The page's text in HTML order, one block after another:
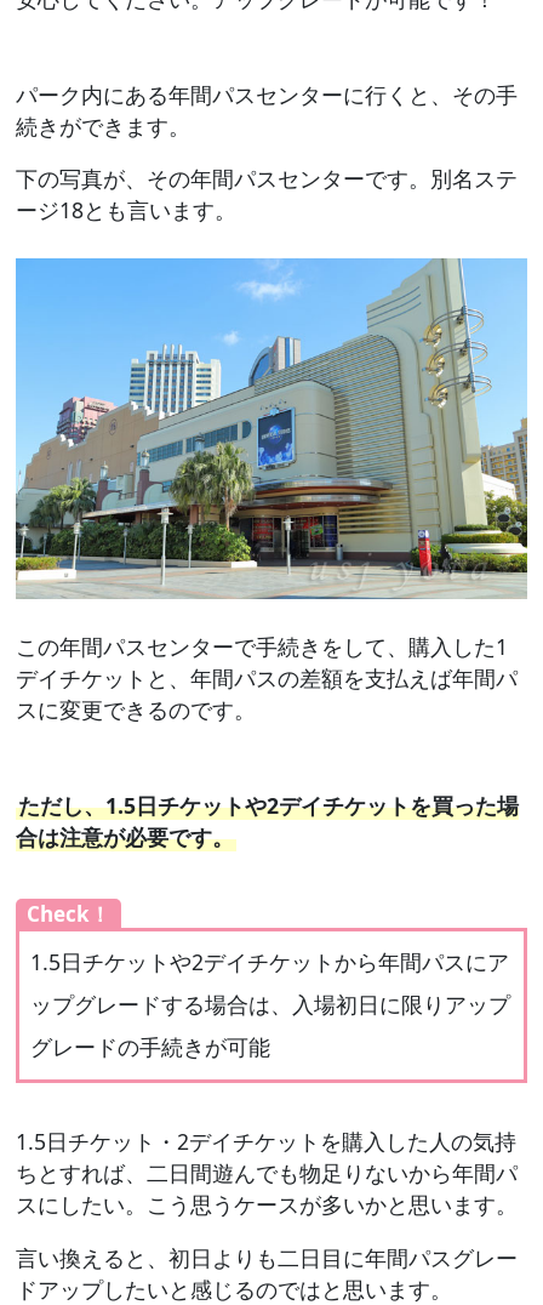
パーク内にある年間パスセンターに行くと、その手
続きができます。
下の写真が、その年間パスセンターです。別名ステ
ージ18とも言います。
この年間パスセンターで手続きをして、購入した1
デイチケットと、年間パスの差額を支払えば年間パ
スに変更できるのです。
ただし、1.5日チケットや2デイチケットを買った場
合は注意が必要です。
Check！
1.5日チケットや2デイチケットから年間パスにア
ップグレードする場合は、入場初日に限りアップ
グレードの手続きが可能
1.5日チケット・2デイチケットを購入した人の気持
ちとすれば、二日間遊んでも物足りないから年間パ
スにしたい。こう思うケースが多いかと思います。
言い換えると、初日よりも二日目に年間パスグレー
ドアップしたいと感じるのではと思います。